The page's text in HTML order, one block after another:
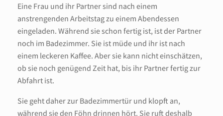
Eine Frau und ihr Partner sind nach einem
anstrengenden Arbeitstag zu einem Abendessen
eingeladen. Während sie schon fertig ist, ist der Partner
noch im Badezimmer. Sie ist müde und ihr ist nach
einem leckeren Kaffee. Aber sie kann nicht einschätzen,
ob sie noch genügend Zeit hat, bis ihr Partner fertig zur
Abfahrt ist.
Sie geht daher zur Badezimmertür und klopft an,
während sie den Föhn drinnen hört. Sie ruft deshalb